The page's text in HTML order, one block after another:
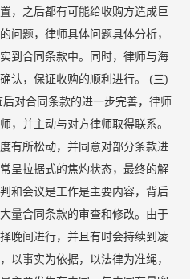
，之后都有可能给收购方造成巨
问题，律师具体问题具体分析，
到合同条款中。同时，律师与海
认，保证收购的顺利进行。 (三)
合同条款的进一步完善，律师
，并主动与对方律师取得联系。
有所松动，并同意对部分条款进
呈拉据式的焦灼状态，最终的解
和会议是工作是主要内容，背后
量合同条款的审查和修改。由于
晚间进行，并且有时会持续到凌
以事实为依据，以法律为准绳，